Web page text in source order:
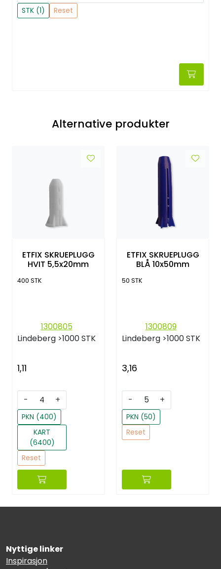
STK (1) Reset
Alternative produkter
ETFIX SKRUEPLUGG
HVIT 5,5x20mm
400 STK
1300805
Lindeberg >1000 STK
1,11
- +
PKN (400)
KART
(6400)
Reset
ETFIX SKRUEPLUGG
BLÅ 10x50mm
50 STK
1300809
Lindeberg >1000 STK
3,16
- +
PKN (50)
Reset
Nyttige linker
Inspirasjon